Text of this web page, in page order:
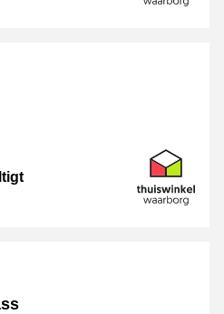
Certifikat
Thuiswinkel